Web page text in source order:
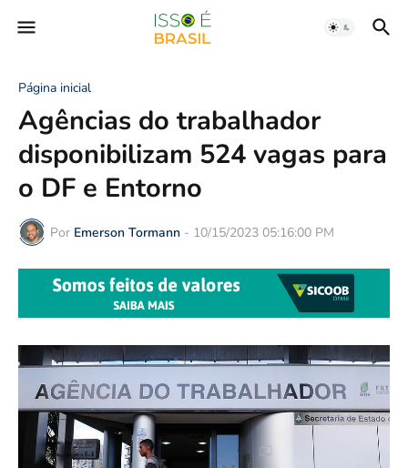
Página inicial
Agências do trabalhador
disponibilizam 524 vagas para
o DF e Entorno
Por Emerson Tormann - 10/15/2023 05:16:00 PM